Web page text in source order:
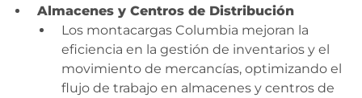
Almacenes y Centros de Distribución
Los montacargas Columbia mejoran la
eficiencia en la gestión de inventarios y el
movimiento de mercancías, optimizando el
flujo de trabajo en almacenes y centros de